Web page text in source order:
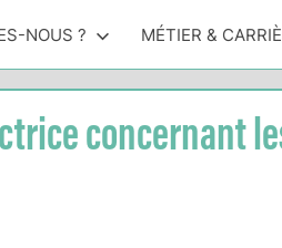
NOUS ? MÉTIER &
concernant